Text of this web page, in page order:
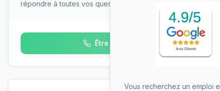
répondre à toutes vos questions
Être rappelé
Vous recherchez un emploi